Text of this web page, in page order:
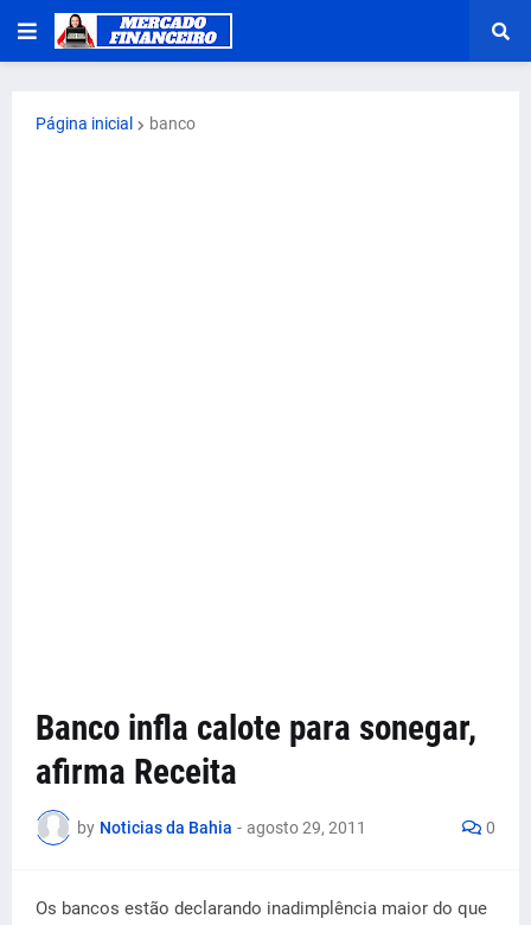
Página inicial banco
Banco infla calote para sonegar,
afirma Receita
by Noticias da Bahia - agosto 29, 2011 0
Os bancos estão declarando inadimplência maior do que